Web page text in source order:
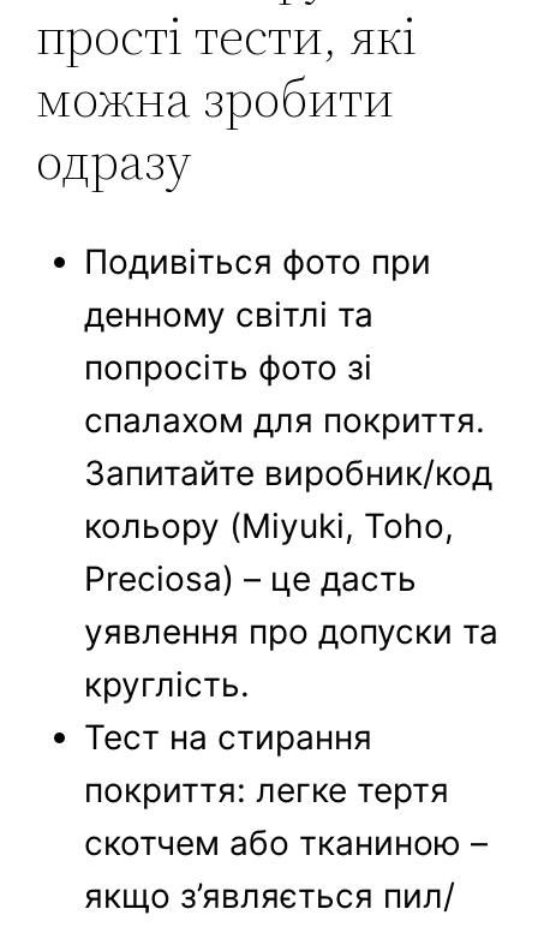
прості тести, які
можна зробити
одразу
Подивіться фото при
денному світлі та
попросіть фото зі
спалахом для покриття.
Запитайте виробник/код
кольору (Miyuki, Toho,
Preciosa) – це дасть
уявлення про допуски та
круглість.
Тест на стирання
покриття: легке тертя
скотчем або тканиною –
якщо з’являється пил/